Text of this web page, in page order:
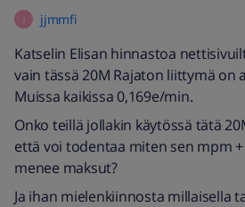
jjmmfi
Katselin Elisan hinnastoa
vain tässä 20M Rajaton liittymä on
Muissa kaikissa 0,169e/min.
Onko teillä jollakin käytössä tätä
että voi todentaa miten sen mpm
menee maksut?
Ja ihan mielenkiinnosta millaisella